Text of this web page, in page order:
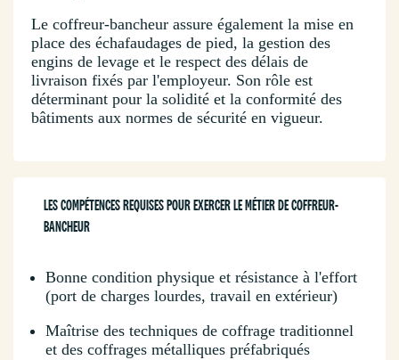
Le coffreur-bancheur assure également la mise en
place des échafaudages de pied, la gestion des
engins de levage et le respect des délais de
livraison fixés par l'employeur. Son rôle est
déterminant pour la solidité et la conformité des
bâtiments aux normes de sécurité en vigueur.
LES COMPÉTENCES REQUISES POUR EXERCER LE MÉTIER DE COFFREUR-
BANCHEUR
Bonne condition physique et résistance à l'effort
(port de charges lourdes, travail en extérieur)
Maîtrise des techniques de coffrage traditionnel
et des coffrages métalliques préfabriqués